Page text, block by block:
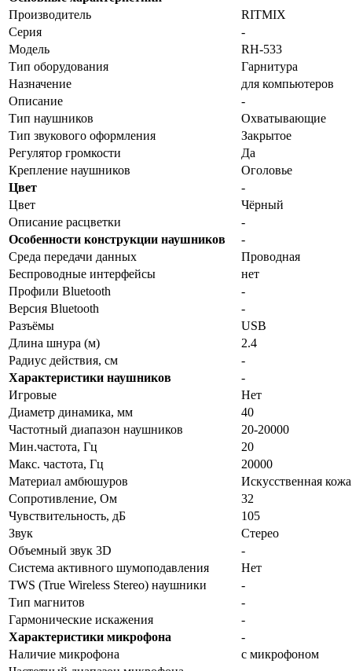
Производитель
RITMIX
Серия
-
Модель
RH-533
Тип оборудования
Гарнитура
Назначение
для компьютеров
Описание
-
Тип наушников
Охватывающие
Тип звукового оформления
Закрытое
Регулятор громкости
Да
Крепление наушников
Оголовье
Цвет
-
Цвет
Чёрный
Описание расцветки
-
Особенности конструкции наушников
-
Среда передачи данных
Проводная
Беспроводные интерфейсы
нет
Профили Bluetooth
-
Версия Bluetooth
-
Разъёмы
USB
Длина шнура (м)
2.4
Радиус действия, см
-
Характеристики наушников
-
Игровые
Нет
Диаметр динамика, мм
40
Частотный диапазон наушников
20-20000
Мин.частота, Гц
20
Макс. частота, Гц
20000
Материал амбюшуров
Искусственная кожа
Сопротивление, Ом
32
Чувствительность, дБ
105
Звук
Стерео
Объемный звук 3D
-
Система активного шумоподавления
Нет
TWS (True Wireless Stereo) наушники
-
Тип магнитов
-
Гармонические искажения
-
Характеристики микрофона
-
Наличие микрофона
с микрофоном